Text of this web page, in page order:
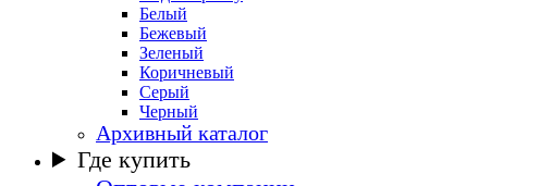
Белый
Бежевый
Зеленый
Коричневый
Серый
Черный
Архивный каталог
Где купить